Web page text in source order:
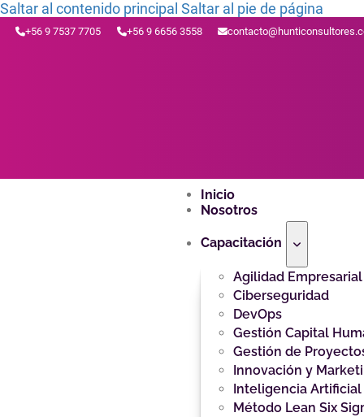
Saltar al contenido principal Saltar al pie de página
+56 9 7537 7705 +56 9 6656 3558
Inicio
Nosotros
Capacitación
Agilidad Empresarial
Ciberseguridad
DevOps
Gestión Capital
Gestión de
Innovación y
Inteligencia Artificial
Método Lean Six